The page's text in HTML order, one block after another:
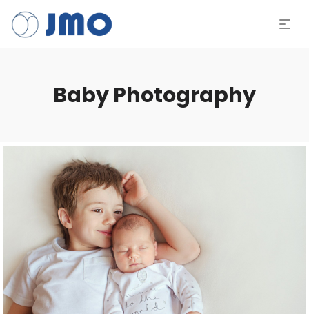
Baby Photography